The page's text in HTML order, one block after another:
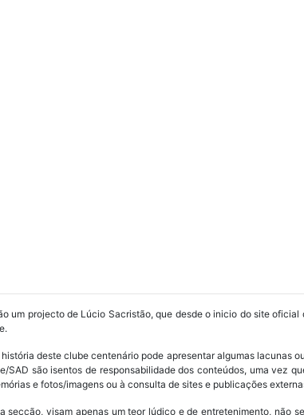
um projecto de Lúcio Sacristão, que desde o inicio do site
deste clube centenário pode apresentar algumas lacunas
SAD são isentos de responsabilidade dos conteúdos, uma vez
e fotos/imagens ou à consulta de sites e publicações
secção, visam apenas um teor lúdico e de entretenimento, não